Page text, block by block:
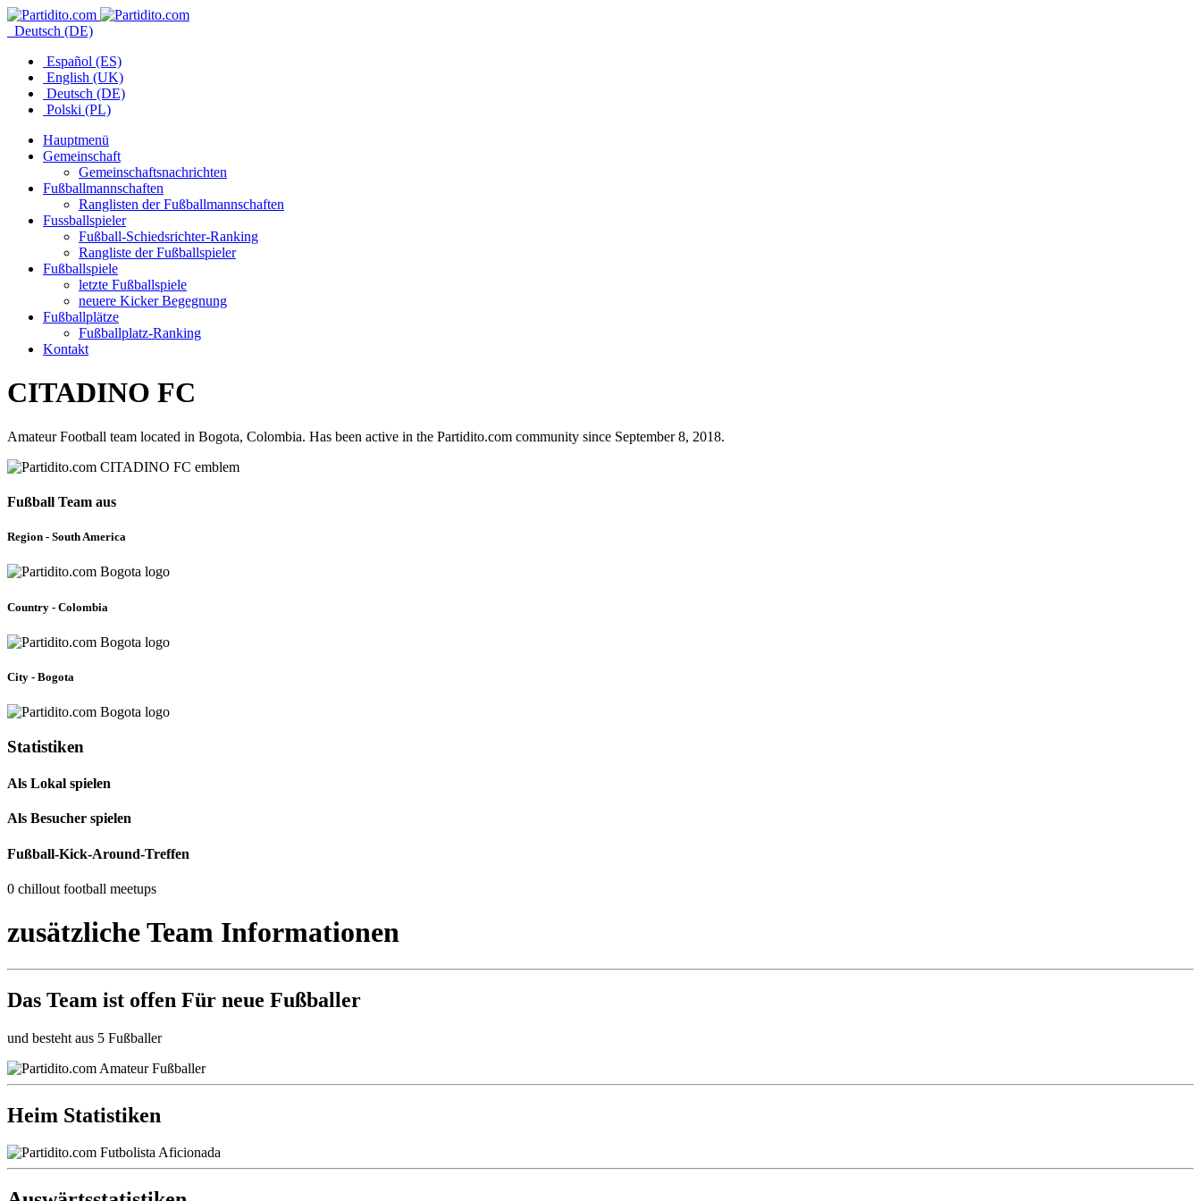
Deutsch (DE)
Español (ES)
English (UK)
Deutsch (DE)
Polski (PL)
Hauptmenü
Gemeinschaft
Gemeinschaftsnachrichten
Fußballmannschaften
Ranglisten der Fußballmannschaften
Fussballspieler
Fußball-Schiedsrichter-Ranking
Rangliste der Fußballspieler
Fußballspiele
letzte Fußballspiele
neuere Kicker Begegnung
Fußballplätze
Fußballplatz-Ranking
Kontakt
CITADINO FC
Amateur Football team located in Bogota, Colombia. Has been active in the Partidito.com community since September 8, 2018.
Fußball Team aus
Region - South America
Country - Colombia
City - Bogota
Statistiken
Als Lokal spielen
Als Besucher spielen
Fußball-Kick-Around-Treffen
0 chillout football meetups
zusätzliche Team Informationen
Das Team ist offen Für neue Fußballer
und besteht aus 5 Fußballer
Heim Statistiken